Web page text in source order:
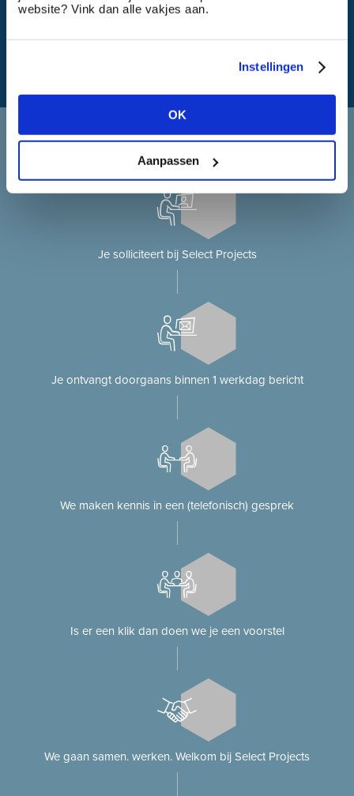
website? Vink dan alle vakjes aan.
Instellingen
OK
Aanpassen
Solliciteren bij Select Projects
Je solliciteert op onze website?
Je solliciteert bij Select Projects
Je ontvangt doorgaans binnen 1 werkdag bericht
We maken kennis in een (telefonisch) gesprek
Is er een klik dan doen we je een voorstel
We gaan samen. werken. Welkom bij Select Projects